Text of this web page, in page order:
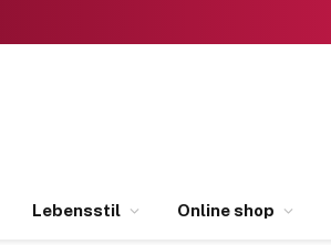
Lebensstil Online shop